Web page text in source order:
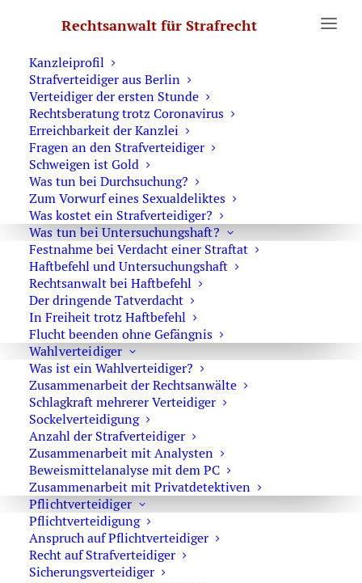
Rechtsanwalt für Strafrecht
Was Sie wissen sollten
Kanzleiprofil
Strafverteidiger aus Berlin
Verteidiger der ersten Stunde
Rechtsberatung trotz Coronavirus
Erreichbarkeit der Kanzlei
Fragen an den Strafverteidiger
Schweigen ist Gold
Was tun bei Durchsuchung?
Zum Vorwurf eines Sexualdeliktes
Was kostet ein Strafverteidiger?
Was tun bei Untersuchungshaft?
Festnahme bei Verdacht einer Straftat
Haftbefehl und Untersuchungshaft
Rechtsanwalt bei Haftbefehl
Der dringende Tatverdacht
In Freiheit trotz Haftbefehl
Flucht beenden ohne Gefängnis
Wahlverteidiger
Was ist ein Wahlverteidiger?
Zusammenarbeit der Rechtsanwälte
Schlagkraft mehrerer Verteidiger
Sockelverteidigung
Anzahl der Strafverteidiger
Zusammenarbeit mit Analysten
Beweismittelanalyse mit dem PC
Zusammenarbeit mit Privatdetektiven
Pflichtverteidiger
Pflichtverteidigung
Anspruch auf Pflichtverteidiger
Recht auf Strafverteidiger
Sicherungsverteidiger
Die Berufung oder die Revision
im Strafrecht
Berufung oder die Revision im
Strafrecht gegen Urteile der Amtsgerichte
Rechtsanwalt Oliver Marson
Gegen ein Urteil eines Amtsgerichts steht dem
Verurteilten das Rechtsmittel derBerufung oder der
Revision im Strafrecht(§314 StPO